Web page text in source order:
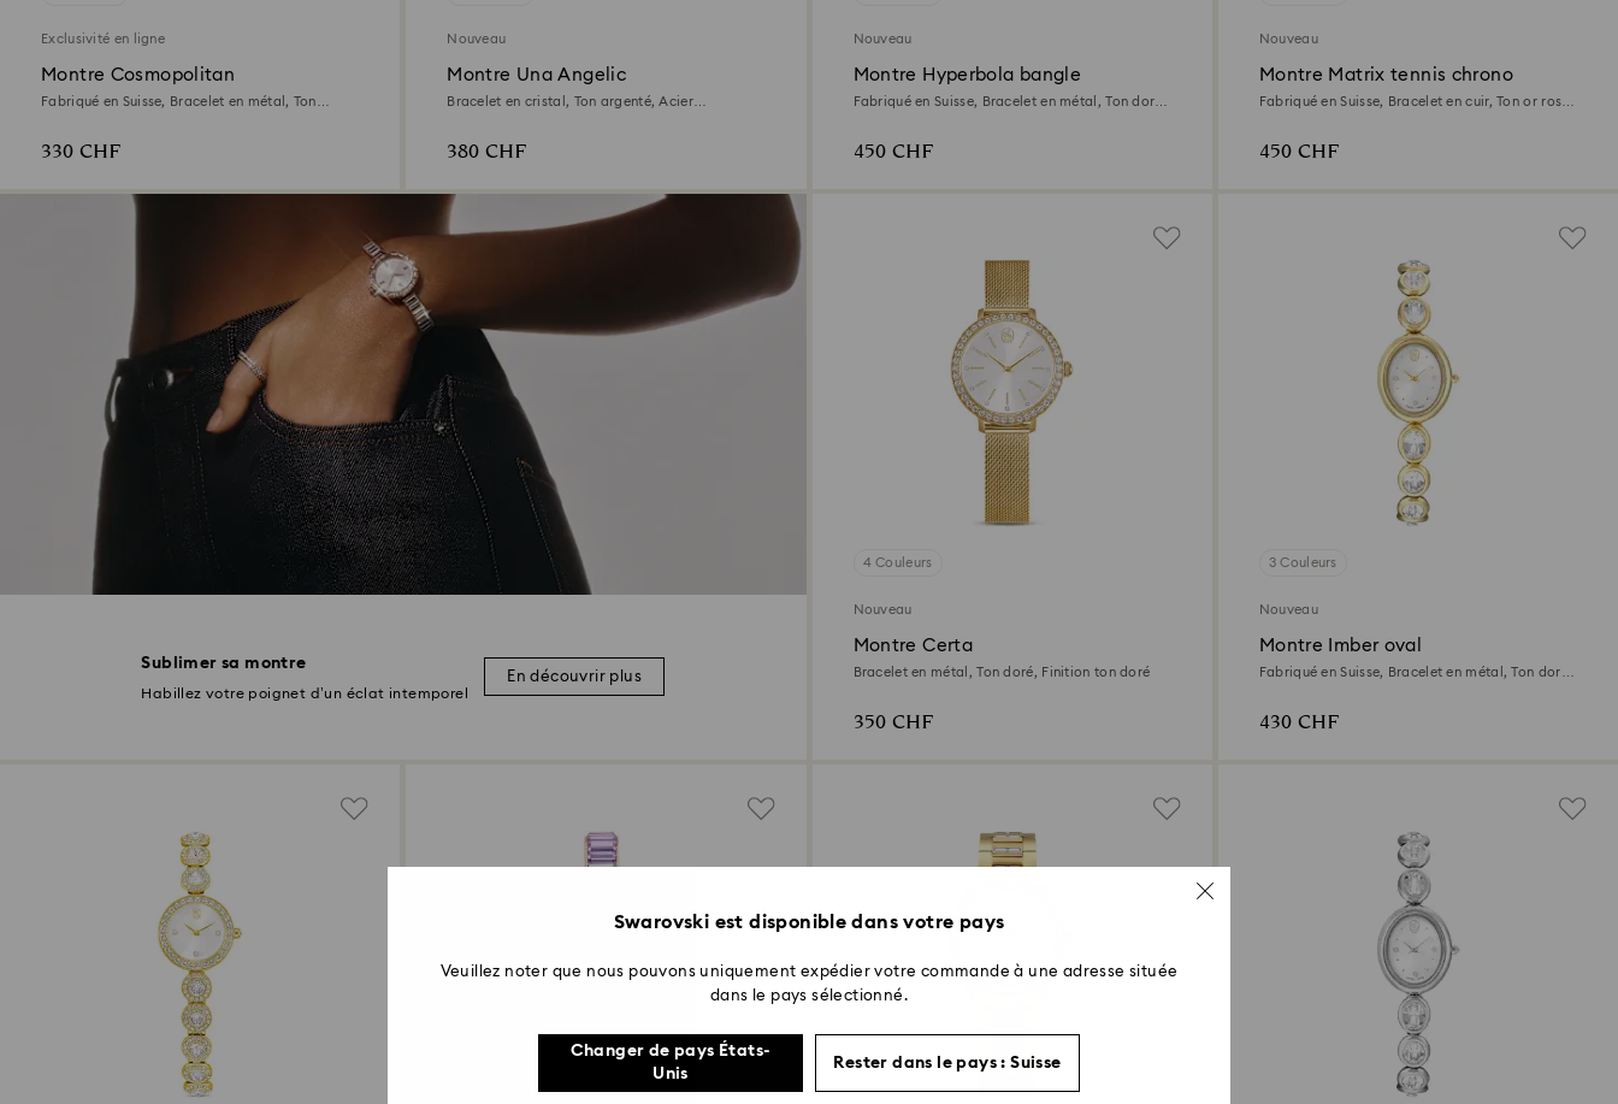
Sublimer sa montre
Habillez votre poignet d’un éclat intemporel
En découvrir plus
Exclusivité en ligne
Montre Cosmopolitan
Fabriqué en Suisse, Bracelet en métal, Ton
330 CHF
Nouveau
Montre Una Angelic
Bracelet en cristal, Ton argenté, Acier
380 CHF
Nouveau
Montre Hyperbola bangle
Fabriqué en Suisse, Bracelet en métal, Ton doré,
450 CHF
Nouveau
Montre Matrix tennis chrono
Fabriqué en Suisse, Bracelet en cuir, Ton or rose,
450 CHF
4 Couleurs
Nouveau
Montre Certa
Bracelet en métal, Ton doré, Finition ton doré
350 CHF
3 Couleurs
Nouveau
Montre Imber oval
Fabriqué en Suisse, Bracelet en métal, Ton doré,
430 CHF
Swarovski est disponible dans votre pays
Veuillez noter que nous pouvons uniquement expédier votre commande à une adresse située
dans le pays sélectionné.
Changer de pays États-
Unis
Rester dans le pays : Suisse